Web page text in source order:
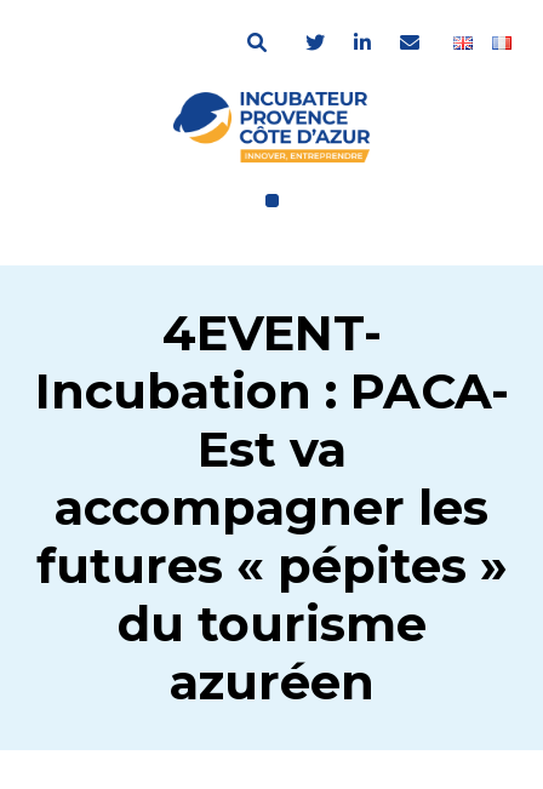
4EVENT-
Incubation : PACA-
Est va
accompagner les
futures « pépites »
du tourisme
azuréen